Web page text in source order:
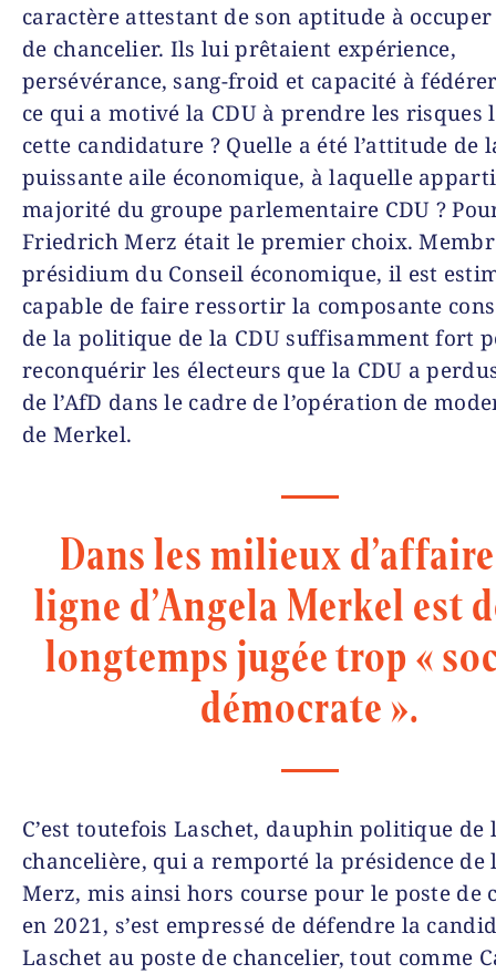
caractère attestant de son aptitude à
de chancelier. Ils lui prêtaient expérience,
persévérance, sang-froid et capacité à
ce qui a motivé la CDU à prendre les risques
cette candidature ? Quelle a été l’attitude de
puissante aile économique, à laquelle
majorité du groupe parlementaire CDU ?
Friedrich Merz était le premier choix.
présidium du Conseil économique, il est
capable de faire ressortir la composante
de la politique de la CDU suffisamment fort
reconquérir les électeurs que la CDU a
de l’AfD dans le cadre de l’opération de
de Merkel.
Dans les milieux
ligne d’Angela Merkel est
longtemps jugée trop «
démocrate ».
C’est toutefois Laschet, dauphin politique de
chancelière, qui a remporté la présidence de
Merz, mis ainsi hors course pour le poste de
en 2021, s’est empressé de défendre la
Laschet au poste de chancelier, tout comme